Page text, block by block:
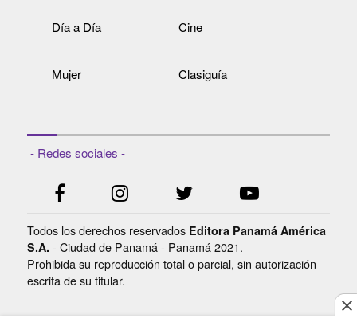
Día a Día Cine
Mujer Clasiguía
- Redes sociales -
Todos los derechos reservados Editora Panamá América
S.A. - Ciudad de Panamá - Panamá 2021.
Prohibida su reproducción total o parcial, sin autorización
escrita de su titular.